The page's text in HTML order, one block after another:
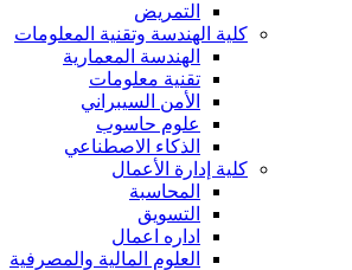
التمريض
كلية الهندسة وتقنية المعلومات
الهندسة المعمارية
تقنية معلومات
الأمن السيبراني
علوم حاسوب
الذكاء الاصطناعي
كلية إدارة الأعمال
المحاسبة
التسويق
اداره اعمال
العلوم المالية والمصرفية